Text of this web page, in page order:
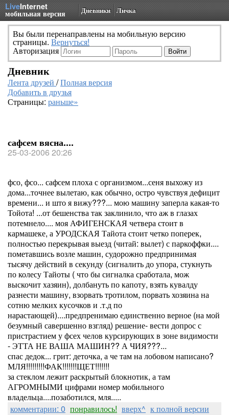
LiveInternet
мобильная версия Дневники Личка
Вы были перенаправлены на мобильную версию
страницы. Вернуться!
Авторизация
Дневник
Лента друзей /Полная версия
Добавить в друзья
Страницы: раньше»
сафсем вясна....
25-03-2006 20:26
фсо, фсо... сафсем плоха с организмом...сеня выхожу из
дома...точнее вылетаю, как обычно, остро чувствуя дефицит
времени... и што я вижу???... мою машину заперла какая-то
Тойота! ...от бешенства так заклинило, что аж в глазах
потемнело.... моя АФИГЕНСКАЯ четвера стоит в
кармашеке, а УРОДСКАЯ Тайота стоит четко поперек,
полностью перекрывая выезд (читай: вылет) с паркоффки....
пометавшись возле машин, судорожно предпринимая
тысячу действий в секунду (сигналить до упора, стукнуть
по колесу Тайоты ( что бы сигналка сработала, мож
выскочит хазяин), долбануть по капоту, взять кувалду
разнести машину, взорвать тротилом, порвать хозяина на
сотню мелких кусочков и .т.д по
нарастающей)....предпренимаю единственно верное (на мой
безумный савершенно взгляд) решение- вести допрос с
пристрастием у фсех челов курсирующих в зоне видимости
- ЭТТА НЕ ВАША МАШИН?? А ЧИЯ???...
спас дедок... грит: деточка, а че там на лобовом написано?
МЛЯ!!!!!!!!!ФАК!!!!!!!ЩЕТ!!!!!!!
за стеклом лежит раскрытый блокнотик, а там
АГРОМНЫМИ цифрами номер мобильного
владельца....позаботился, мля.....
комментарии: 0 понравилось! вверх^ к полной версии